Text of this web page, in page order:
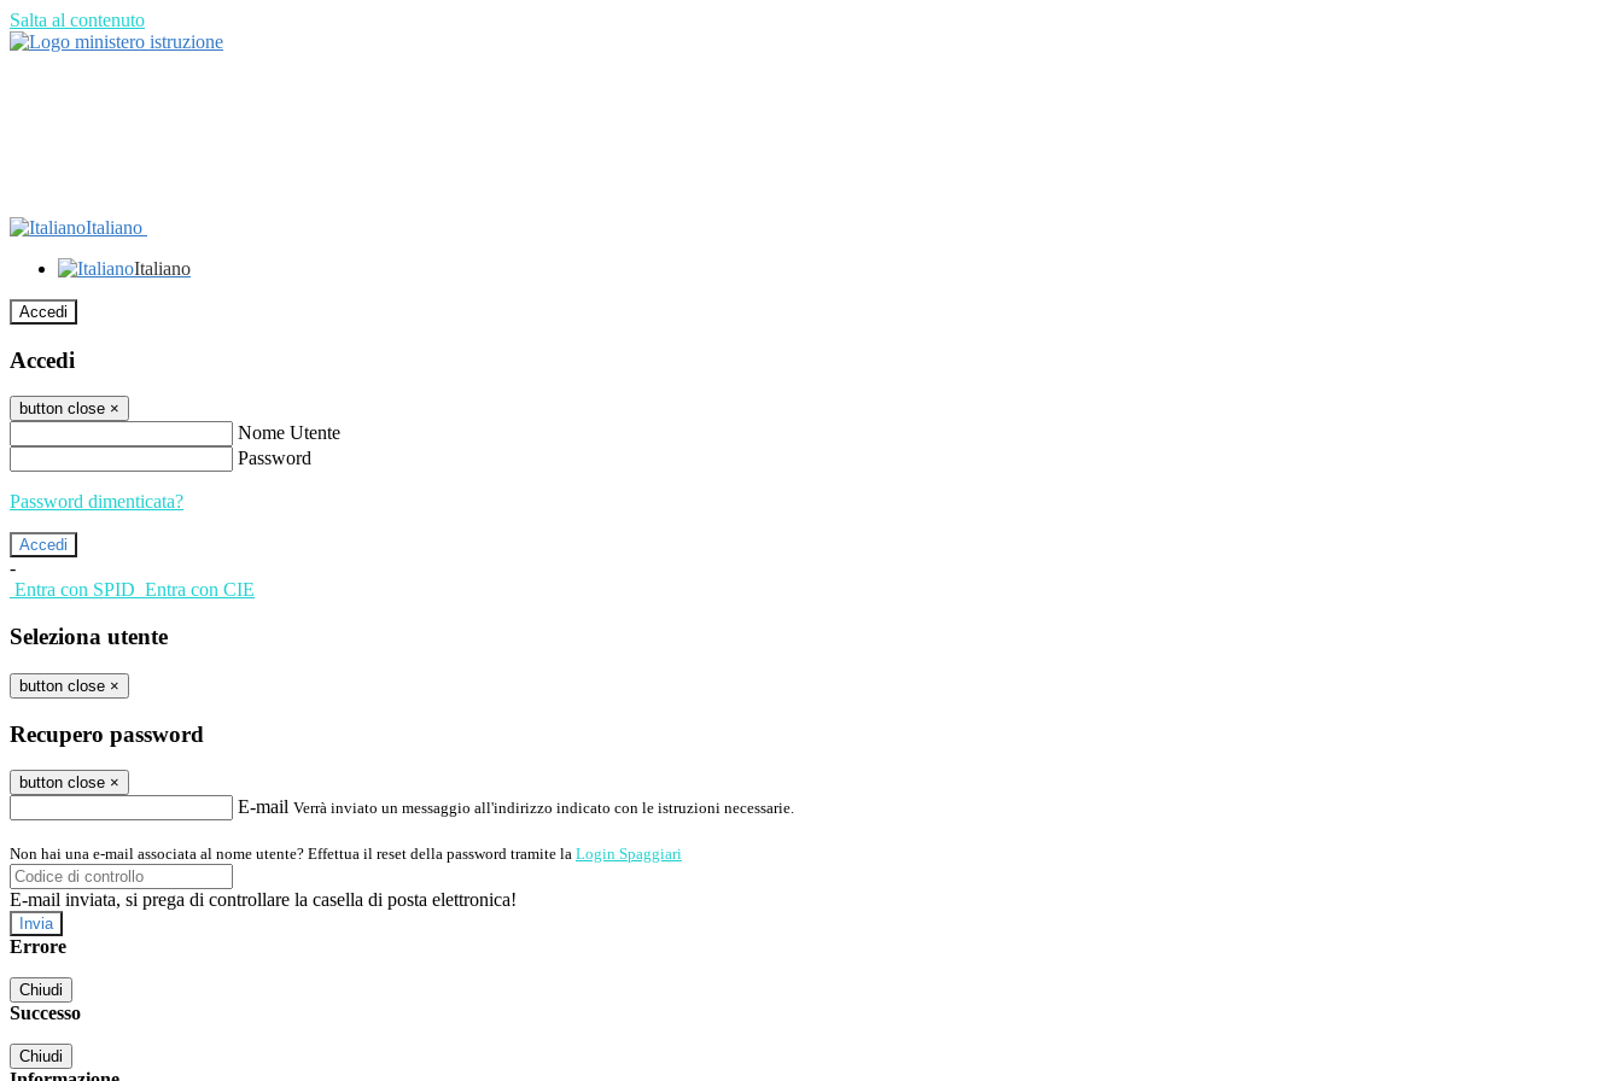
Salta al contenuto
Italiano
Italiano
Accedi
Accedi
button close ×
Nome Utente
Password
Password dimenticata?
-
Entra con SPID Entra con CIE
Seleziona utente
button close ×
Recupero password
button close ×
E-mail Verrà inviato un messaggio all'indirizzo indicato con le istruzioni necessarie.
Non hai una e-mail associata al nome utente? Effettua il reset della password tramite la Login Spaggiari
E-mail inviata, si prega di controllare la casella di posta elettronica!
Errore
Chiudi
Successo
Chiudi